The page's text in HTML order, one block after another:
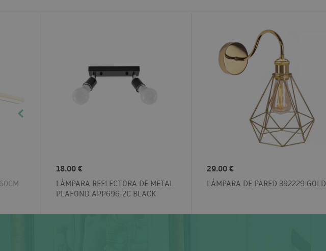
18.00 €
LÁMPARA REFLECTORA DE METAL
PLAFOND APP696-2C BLACK
29.00 €
LÁMPARA DE PARED 392229 GOLD